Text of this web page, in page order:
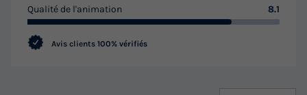
Qualité de l'animation 8.1
Avis clients 100% vérifiés